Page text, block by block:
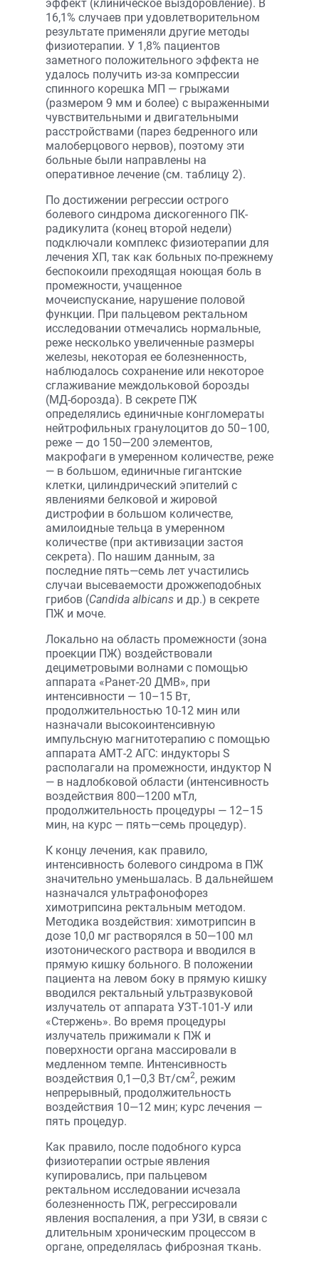
эффект (клиническое выздоровление). В
16,1% случаев при удовлетворительном
результате применяли другие методы
физиотерапии. У 1,8% пациентов
заметного положительного эффекта не
удалось получить из-за компрессии
спинного корешка МП — грыжами
(размером 9 мм и более) с выраженными
чувствительными и двигательными
расстройствами (парез бедренного или
малоберцового нервов), поэтому эти
больные были направлены на
оперативное лечение (см. таблицу 2).
По достижении регрессии острого
болевого синдрома дискогенного ПК-
радикулита (конец второй недели)
подключали комплекс физиотерапии для
лечения ХП, так как больных по-прежнему
беспокоили преходящая ноющая боль в
промежности, учащенное
мочеиспускание, нарушение половой
функции. При пальцевом ректальном
исследовании отмечались нормальные,
реже несколько увеличенные размеры
железы, некоторая ее болезненность,
наблюдалось сохранение или некоторое
сглаживание междольковой борозды
(МД-борозда). В секрете ПЖ
определялись единичные конгломераты
нейтрофильных гранулоцитов до 50–100,
реже — до 150—200 элементов,
макрофаги в умеренном количестве, реже
— в большом, единичные гигантские
клетки, цилиндрический эпителий с
явлениями белковой и жировой
дистрофии в большом количестве,
амилоидные тельца в умеренном
количестве (при активизации застоя
секрета). По нашим данным, за
последние пять—семь лет участились
случаи высеваемости дрожжеподобных
грибов (Candida albicans и др.) в секрете
ПЖ и моче.
Локально на область промежности (зона
проекции ПЖ) воздействовали
дециметровыми волнами с помощью
аппарата «Ранет-20 ДМВ», при
интенсивности — 10–15 Вт,
продолжительностью 10-12 мин или
назначали высокоинтенсивную
импульсную магнитотерапию с помощью
аппарата АМТ-2 АГС: индукторы S
располагали на промежности, индуктор N
— в надлобковой области (интенсивность
воздействия 800—1200 мТл,
продолжительность процедуры — 12–15
мин, на курс — пять—семь процедур).
К концу лечения, как правило,
интенсивность болевого синдрома в ПЖ
значительно уменьшалась. В дальнейшем
назначался ультрафонофорез
химотрипсина ректальным методом.
Методика воздействия: химотрипсин в
дозе 10,0 мг растворялся в 50—100 мл
изотонического раствора и вводился в
прямую кишку больного. В положении
пациента на левом боку в прямую кишку
вводился ректальный ультразвуковой
излучатель от аппарата УЗТ-101-У или
«Стержень». Во время процедуры
излучатель прижимали к ПЖ и
поверхности органа массировали в
медленном темпе. Интенсивность
воздействия 0,1—0,3 Вт/см2, режим
непрерывный, продолжительность
воздействия 10—12 мин; курс лечения —
пять процедур.
Как правило, после подобного курса
физиотерапии острые явления
купировались, при пальцевом
ректальном исследовании исчезала
болезненность ПЖ, регрессировали
явления воспаления, а при УЗИ, в связи с
длительным хроническим процессом в
органе, определялась фиброзная ткань.